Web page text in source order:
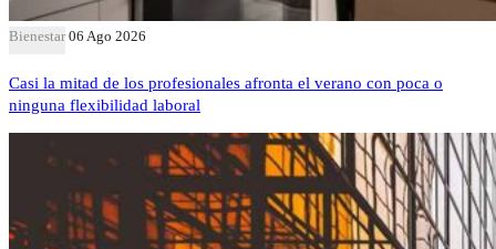
Bienestar 06 Ago 2026
Casi la mitad de los profesionales afronta el verano con poca o
ninguna flexibilidad laboral